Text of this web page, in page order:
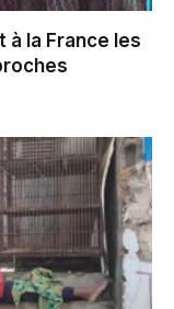
à la France les